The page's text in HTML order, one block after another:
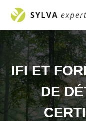
IFI ET
DE